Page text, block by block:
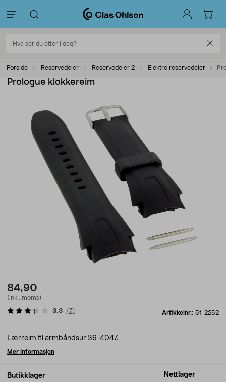
Forside Reservedeler Reservedeler 2 Elektro reservedeler
Prologue klokkereim
84,90
(inkl. moms)
Artikkelnr.: 51-2252
3.3 (7)
Butikklager Nettlager
Lærreim til armbåndsur 36-4047.
Mer informasjon